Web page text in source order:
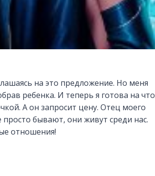
на это предложение. Но меня
ребенка. И теперь я готова на что
А он запросит цену. Отец моего
бывают, они живут среди нас.
отношения!